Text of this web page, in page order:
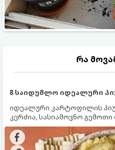
რა
8 საიდუმლო იდეალური
იდეალური კარტოფილის
კერძია, სასიამოვნო
ფერით. მისი მომზადება
არსებობს რამდენიმე
იცოდეთ, რომ პიურე